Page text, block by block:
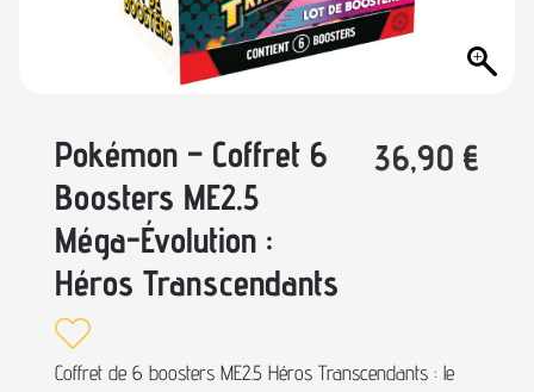
Pokémon – Coffret 6
Boosters ME2.5
Méga-Évolution :
Héros Transcendants
36,90 €
Coffret de 6 boosters ME2.5 Héros Transcendants : le